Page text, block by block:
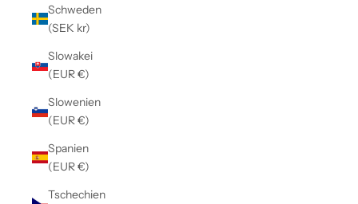
Schweden
(SEK kr)
Slowakei
(EUR €)
Slowenien
(EUR €)
Spanien
(EUR €)
Tschechien